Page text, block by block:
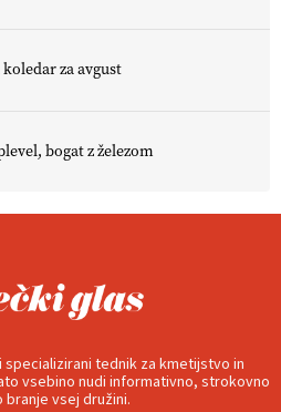
za avgust
bogat z železom
specializirani tednik za kmetijstvo in
vsebino nudi informativno, strokovno
branje vsej družini.